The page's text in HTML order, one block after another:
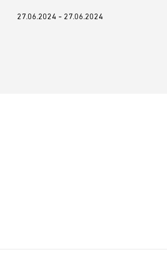
27.06.2024 - 27.06.2024